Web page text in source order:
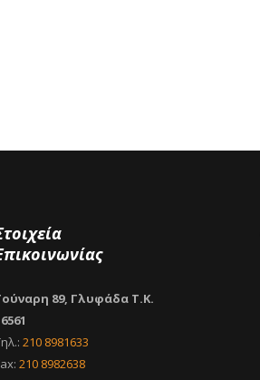
89, Γλυφάδα Τ.Κ.
210 8981633
210 8982638